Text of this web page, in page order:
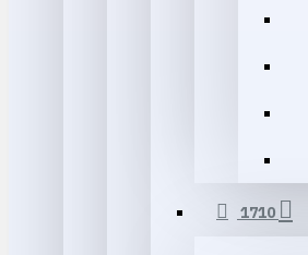
1710